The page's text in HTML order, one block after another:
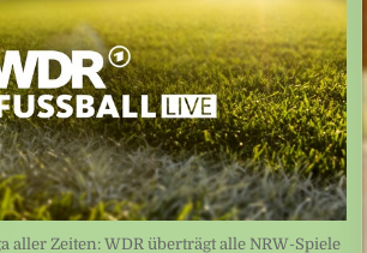
aller Zeiten: WDR überträgt alle NRW-Spiele